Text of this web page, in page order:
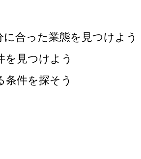
合った業態を見つけよう
見つけよう
件を探そう